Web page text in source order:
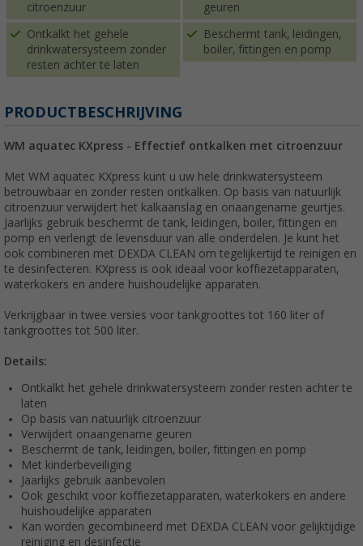
citroenzuur
geuren
Ontkalkt het gehele
drinkwatersysteem zonder
resten achter te laten
Beschermt tank, leidingen,
boiler, fittingen en pomp
PRODUCTBESCHRIJVING
WM aquatec KXpress - Effectief ontkalken met citroenzuur
Met WM aquatec KXpress kunt u uw hele drinkwatersysteem
betrouwbaar en zonder resten ontkalken. Op basis van natuurlijk
citroenzuur verwijdert het kalkaanslag en onaangename geurtjes.
Jaarlijks gebruik beschermt de tank, leidingen, boiler, fittingen en
pomp en verlengt de levensduur van alle onderdelen. Je kunt het
ook combineren met DEXDA CLEAN om tegelijkertijd te reinigen en
te desinfecteren. KXpress is ook ideaal voor koffiezetapparaten,
waterkokers en andere huishoudelijke apparaten.
Verkrijgbaar in twee versies voor tankgroottes tot 160 liter of
tankgroottes tot 500 liter.
Details:
Ontkalkt het gehele drinkwatersysteem zonder resten achter te
laten
Op basis van natuurlijk citroenzuur
Verwijdert onaangename geuren
Beschermt de tank, leidingen, boiler, fittingen en pomp
Met kinderbeveiliging
Jaarlijks gebruik aanbevolen
Ook geschikt voor koffiezetapparaten, waterkokers en andere
huishoudelijke apparaten
Kan worden gecombineerd met DEXDA CLEAN voor gelijktijdige
reiniging en desinfectie